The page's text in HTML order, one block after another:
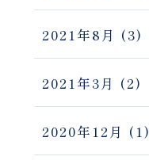
2021年8月 (3)
2021年3月 (2)
2020年12月 (1)